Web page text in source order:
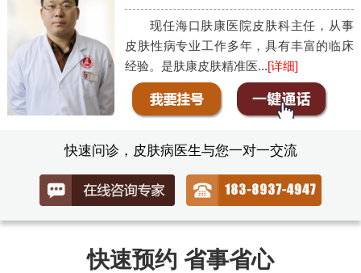
现任海口肤康医院皮肤科主任，从事
皮肤性病专业工作多年，具有丰富的临床
经验。是肤康皮肤精准医...[详细]
快速问诊，皮肤病医生与您一对一交流
快速预约 省事省心